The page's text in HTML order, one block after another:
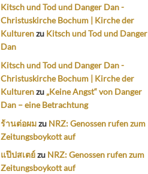
Kitsch und Tod und Danger Dan -
Christuskirche Bochum | Kirche der
Kulturenzu Kitsch und Tod und Danger
Dan
Kitsch und Tod und Danger Dan -
Christuskirche Bochum | Kirche der
Kulturenzu „Keine Angst“ von Danger
Dan – eine Betrachtung
ร้านต่อผมzu NRZ: Genossen rufen zum
Zeitungsboykott auf
แป๊ปสเตย์zu NRZ: Genossen rufen zum
Zeitungsboykott auf